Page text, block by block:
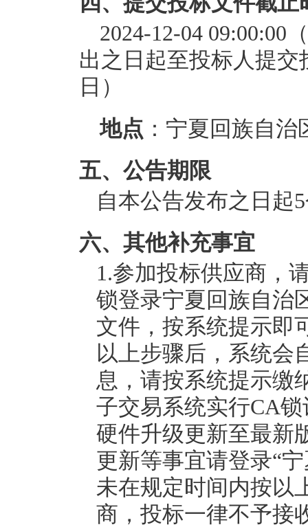
2024-12-04 09:00:00
出之日起至投标人提
日）
地点 ：宁夏回族自
五、公告期限
自本公告发布之日起
六、其他补充事宜
1.参加投标供应商，
锁登录宁夏回族自治
文件，按系统提示即
以上步骤后，系统会
息，请按系统提示缴
子交易系统实行CA
硬件升级更新至最新
更新等事宜请登录“
未在规定时间内按以
商，投标一律不予接